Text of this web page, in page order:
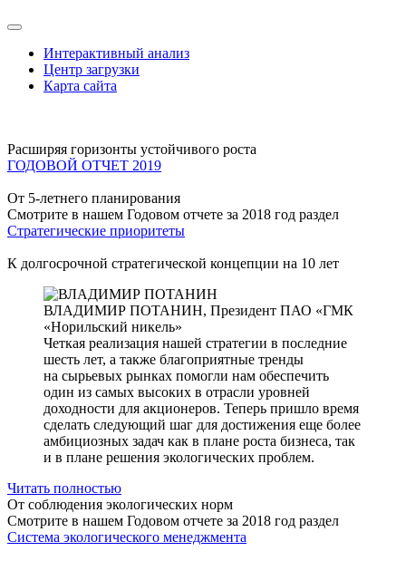
Интерактивный анализ
Центр загрузки
Карта сайта
Расширяя горизонты устойчивого роста
ГОДОВОЙ ОТЧЕТ 2019
От 5-летнего планирования
Смотрите в нашем Годовом отчете за 2018 год раздел
Стратегические приоритеты
К долгосрочной стратегической концепции на 10 лет
ВЛАДИМИР ПОТАНИН, Президент ПАО «ГМК
«Норильский никель»
Четкая реализация нашей стратегии в последние
шесть лет, а также благоприятные тренды
на сырьевых рынках помогли нам обеспечить
один из самых высоких в отрасли уровней
доходности для акционеров. Теперь пришло время
сделать следующий шаг для достижения еще более
амбициозных задач как в плане роста бизнеса, так
и в плане решения экологических проблем.
Читать полностью
От соблюдения экологических норм
Смотрите в нашем Годовом отчете за 2018 год раздел
Система экологического менеджмента